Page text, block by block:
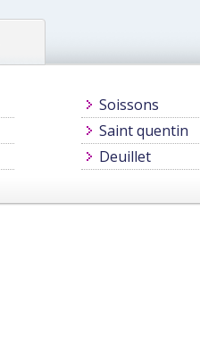
Soissons
Saint quentin
Deuillet